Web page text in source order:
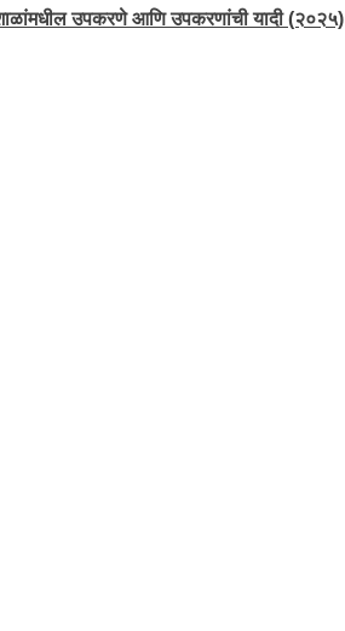
उपकरणे आणि उपकरणांची यादी (२०२५)